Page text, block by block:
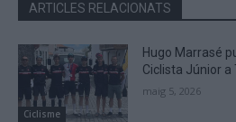
ARTICLES RELACIONATS
Ciclisme
Hugo Marrasé
Ciclista Júnior a
maig 5, 2026